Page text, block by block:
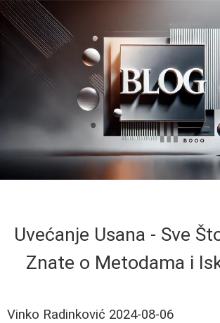
Uvećanje Usana - Sve
Znate o Metodama i
Vinko Radinković 2024-08-06